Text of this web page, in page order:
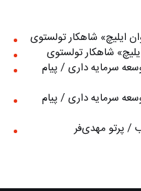
ايليچ» شاهکار تولستوی
شاهکار تولستوی
سرمایه داری / پیام
سرمایه داری / پیام
/ پرتو مهدی‌فر